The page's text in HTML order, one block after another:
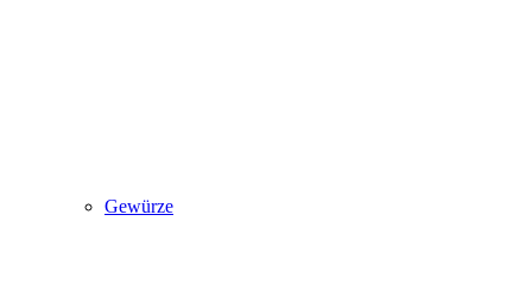
Gewürze